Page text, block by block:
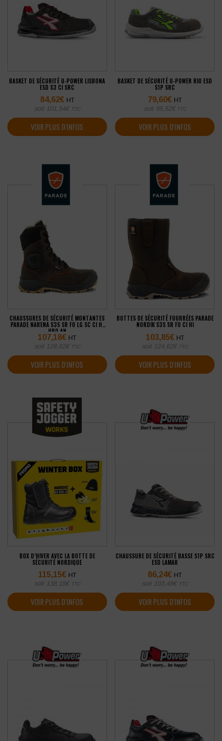
BASKET DE SÉCURITÉ U-POWER LISBONA
ESD S3 CI SRC
84,62€ HT
soit 101,54€ TTC
VOIR PLUS D'INFOS
BASKET DE SÉCURITÉ U-POWER RIO ESD
S1P SRC
79,60€ HT
soit 95,52€ TTC
VOIR PLUS D'INFOS
CHAUSSURES DE SÉCURITÉ MONTANTES
PARADE NARENA S3S SR FO LG SC CI HI
HRO AN
107,18€ HT
soit 128,62€ TTC
VOIR PLUS D'INFOS
BOTTES DE SÉCURITÉ FOURRÉES PARADE
NORDIK S3S SR FO CI HI
103,85€ HT
soit 124,62€ TTC
VOIR PLUS D'INFOS
BOX D’HIVER AVEC LA BOTTE DE
SÉCURITÉ NORDIQUE
115,15€ HT
soit 138,18€ TTC
VOIR PLUS D'INFOS
CHAUSSURE DE SÉCURITÉ BASSE S1P SRC
ESD LAMAR
86,24€ HT
soit 103,49€ TTC
VOIR PLUS D'INFOS